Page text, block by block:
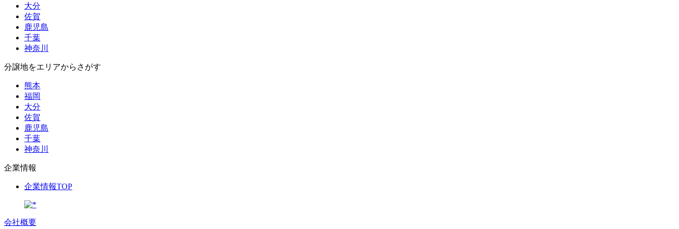
大分
佐賀
鹿児島
千葉
神奈川
分譲地をエリアからさがす
熊本
福岡
大分
佐賀
鹿児島
千葉
神奈川
企業情報
企業情報TOP
会社概要